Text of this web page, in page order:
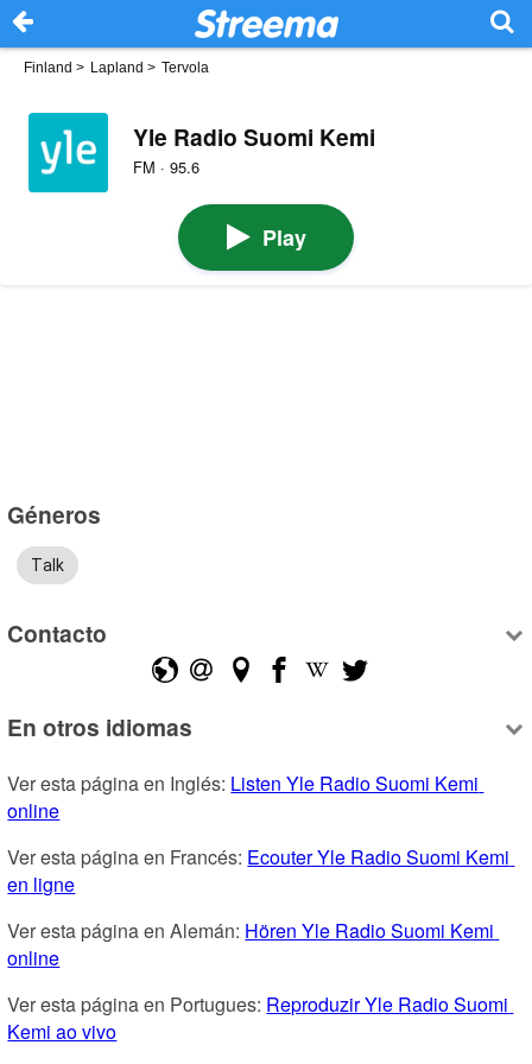
Finland > Lapland > Tervola
Yle Radio Suomi Kemi
FM · 95.6
Play
Géneros
Talk
Contacto
En otros idiomas
Ver esta página en Inglés: Listen Yle Radio Suomi Kemi
online
Ver esta página en Francés: Ecouter Yle Radio Suomi Kemi
en ligne
Ver esta página en Alemán: Hören Yle Radio Suomi Kemi
online
Ver esta página en Portugues: Reproduzir Yle Radio Suomi
Kemi ao vivo